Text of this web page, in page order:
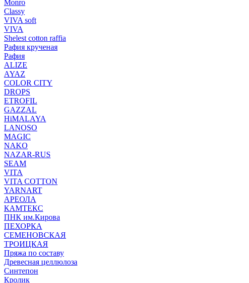
Monro
Classy
VIVA soft
VIVA
Shelest cotton raffia
Рафия крученая
Рафия
ALIZE
AYAZ
COLOR CITY
DROPS
ETROFIL
GAZZAL
HiMALAYA
LANOSO
MAGIC
NAKO
NAZAR-RUS
SEAM
VITA
VITA COTTON
YARNART
АРЕОЛА
КАМТЕКС
ПНК им.Кирова
ПЕХОРКА
СЕМЕНОВСКАЯ
ТРОИЦКАЯ
Пряжа по составу
Древесная целлюлоза
Синтепон
Кролик